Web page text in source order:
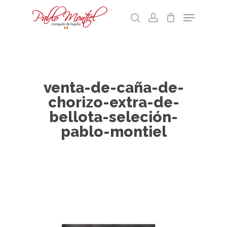
searchaccount
Menu
Cart
venta-de-caña-de-
chorizo-extra-de-
bellota-seleción-
pablo-montiel